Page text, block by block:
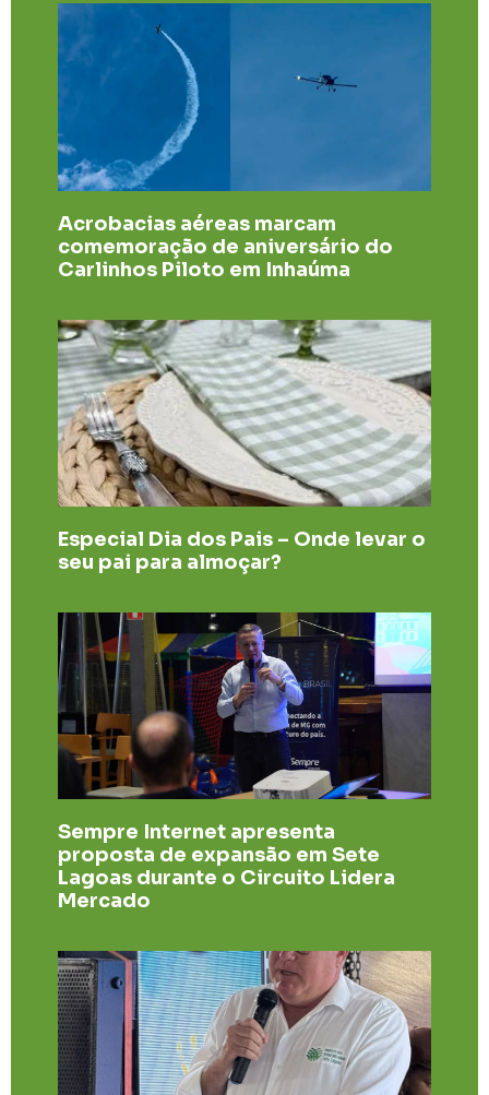
Acrobacias aéreas marcam
comemoração de aniversário do
Carlinhos Piloto em Inhaúma
Especial Dia dos Pais – Onde levar o
seu pai para almoçar?
Sempre Internet apresenta
proposta de expansão em Sete
Lagoas durante o Circuito Lidera
Mercado